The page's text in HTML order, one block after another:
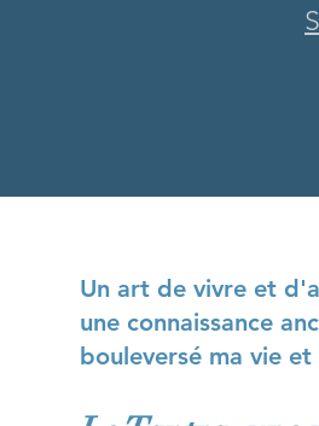
Un art de vivre et
une connaissance
bouleversé ma vie